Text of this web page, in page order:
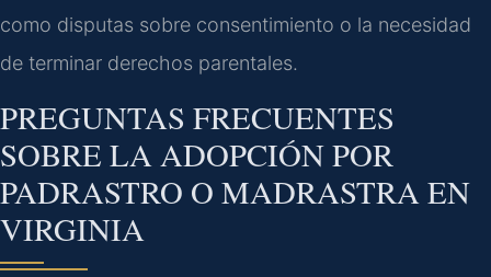
como disputas sobre consentimiento o la necesidad
de terminar derechos parentales.
PREGUNTAS FRECUENTES
SOBRE LA ADOPCIÓN POR
PADRASTRO O MADRASTRA EN
VIRGINIA